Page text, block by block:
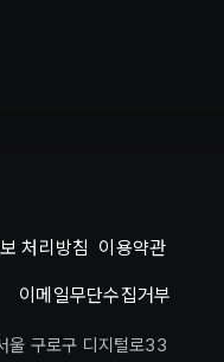
처리방침 이용약관
이메일무단수집거부
구로구 디지털로33